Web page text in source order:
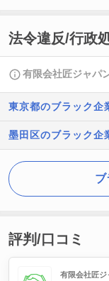
法令違反/行政
有限会社匠ジャパ
東京都のブラック企
墨田区のブラック企
ブ
評判/口コミ
有限会社匠